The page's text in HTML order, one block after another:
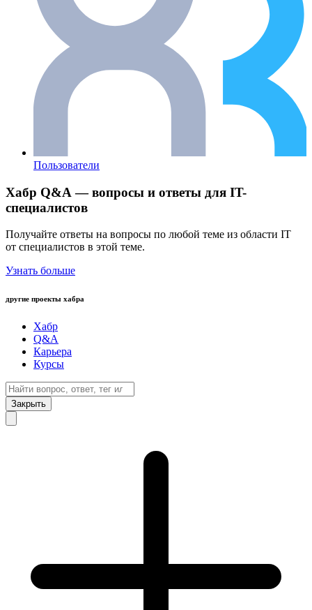
Пользователи
Хабр Q&A — вопросы и ответы для IT-
специалистов
Получайте ответы на вопросы по любой теме из области IT
от специалистов в этой теме.
Узнать больше
другие проекты хабра
Хабр
Q&A
Карьера
Курсы
Закрыть